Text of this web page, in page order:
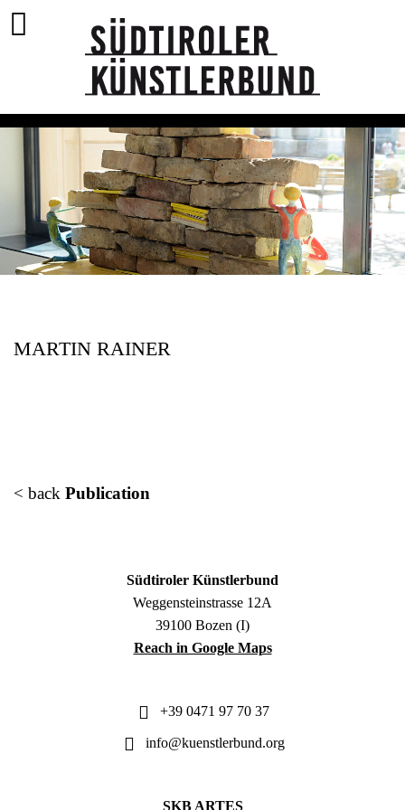
MARTIN RAINER
< back Publication
Südtiroler Künstlerbund
Weggensteinstrasse 12A
39100 Bozen (I)
Reach in Google Maps
+39 0471 97 70 37
info@kuenstlerbund.org
SKB ARTES